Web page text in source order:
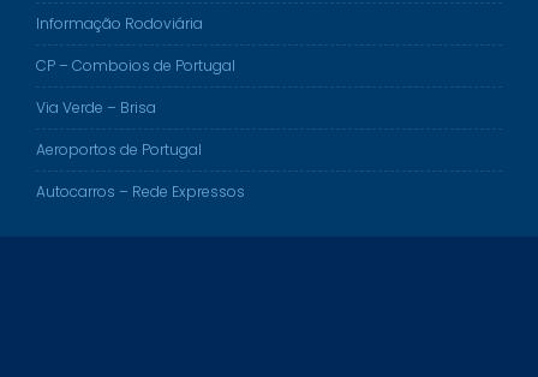
Informação Rodoviária
CP – Comboios de Portugal
Via Verde – Brisa
Aeroportos de Portugal
Autocarros – Rede Expressos